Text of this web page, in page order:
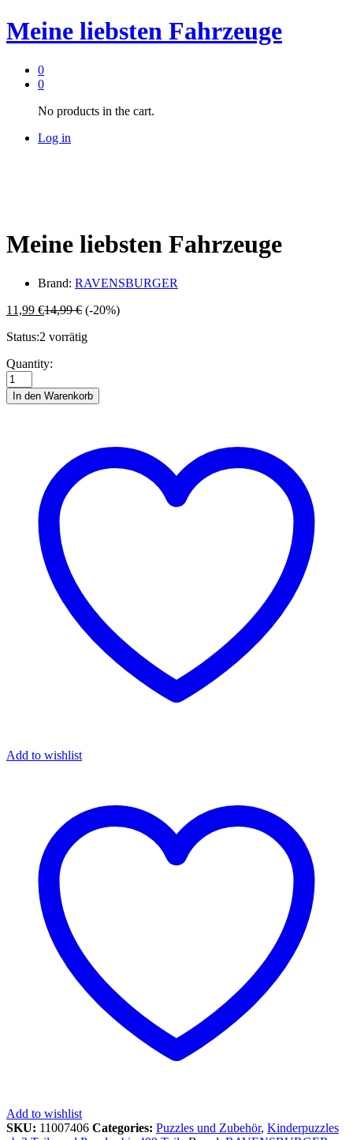
Meine liebsten Fahrzeuge
0
0
No products in the cart.
Log in
Meine liebsten Fahrzeuge
Brand: RAVENSBURGER
11,99 €14,99€ (-20%)
Status:2 vorrätig
Meine
liebsten
Fahrzeuge
quantity
Quantity:
In den Warenkorb
Add to wishlist
Add to wishlist
SKU: 11007406 Categories: Puzzles und Zubehör, Kinderpuzzles